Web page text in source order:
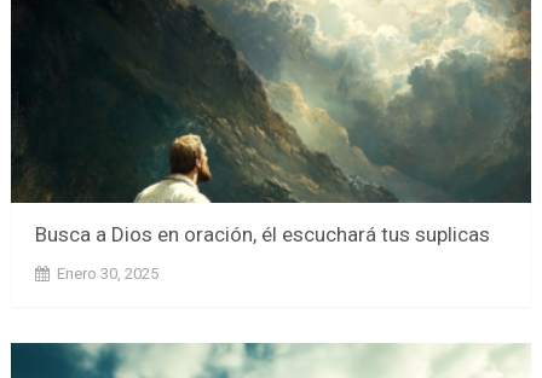
Busca a Dios en oración, él escuchará tus suplicas
Enero 30, 2025